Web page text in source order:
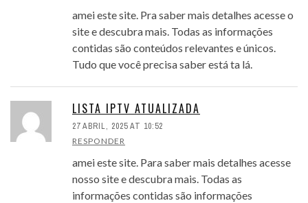
amei este site. Pra saber mais detalhes acesse o
site e descubra mais. Todas as informações
contidas são conteúdos relevantes e únicos.
Tudo que você precisa saber está ta lá.
LISTA IPTV ATUALIZADA
27 ABRIL, 2025 AT 10:52
RESPONDER
amei este site. Para saber mais detalhes acesse
nosso site e descubra mais. Todas as
informações contidas são informações